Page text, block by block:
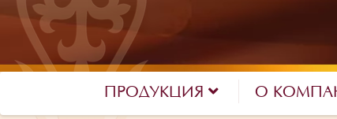
ПРОДУКЦИЯ О